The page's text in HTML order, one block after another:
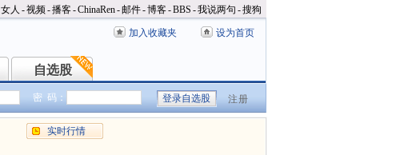
女人 -视频-播客-ChinaRen-邮件-博客-BBS -我说两句 -搜狗
加入收藏夹 设为首页
自选股
自选股
密 码： 注册
实时行情